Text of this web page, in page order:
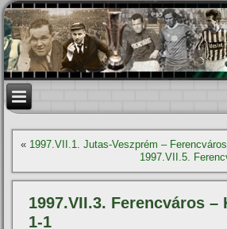
« 1997.VII.1. Jutas-Veszprém –
1997.VII.5.
1997.VII.3. Ferencváros –
1-1